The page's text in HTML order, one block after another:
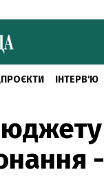
ІНТЕРВ'Ю
-